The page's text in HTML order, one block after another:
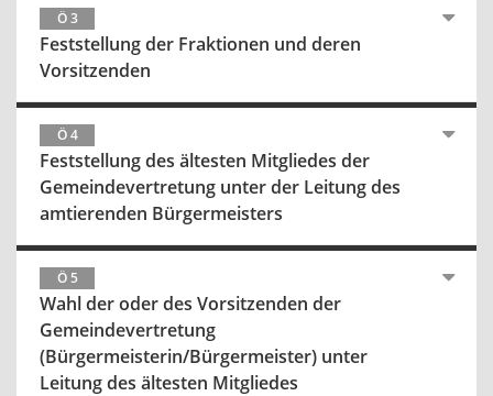
Ö 3
Feststellung der Fraktionen und deren
Vorsitzenden
Ö 4
Feststellung des ältesten Mitgliedes der
Gemeindevertretung unter der Leitung des
amtierenden Bürgermeisters
Ö 5
Wahl der oder des Vorsitzenden der
Gemeindevertretung
(Bürgermeisterin/Bürgermeister) unter
Leitung des ältesten Mitgliedes